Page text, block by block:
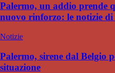
Palermo, un addio prende
nuovo rinforzo: le notizie di
Notizie
Palermo, sirene dal Belgio
situazione